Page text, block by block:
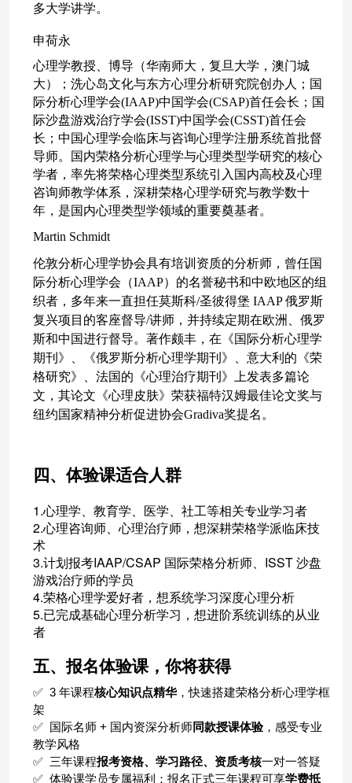
多大学讲学。
申荷永
心理学教授、博导（华南师大，复旦大学，澳门城
大）；洗心岛文化与东方心理分析研究院创办人；国
际分析心理学会(IAAP)中国学会(CSAP)首任会长；国
际沙盘游戏治疗学会(ISST)中国学会(CSST)首任会
长；中国心理学会临床与咨询心理学注册系统首批督
导师。国内荣格分析心理学与心理类型学研究的核心
学者，率先将荣格心理类型系统引入国内高校及心理
咨询师教学体系，深耕荣格心理学研究与教学数十
年，是国内心理类型学领域的重要奠基者。
Martin Schmidt
伦敦分析心理学协会具有培训资质的分析师，曾任国
际分析心理学会（IAAP）的名誉秘书和中欧地区的组
织者，多年来一直担任莫斯科/圣彼得堡 IAAP 俄罗斯
复兴项目的客座督导/讲师，并持续定期在欧洲、俄罗
斯和中国进行督导。著作颇丰，在《国际分析心理学
期刊》、《俄罗斯分析心理学期刊》、意大利的《荣
格研究》、法国的《心理治疗期刊》上发表多篇论
文，其论文《心理皮肤》荣获福特汉姆最佳论文奖与
纽约国家精神分析促进协会Gradiva奖提名。
四、体验课适合人群
1.心理学、教育学、医学、社工等相关专业学习者
2.心理咨询师、心理治疗师，想深耕荣格学派临床技
术
3.计划报考IAAP/CSAP 国际荣格分析师、ISST 沙盘
游戏治疗师的学员
4.荣格心理学爱好者，想系统学习深度心理分析
5.已完成基础心理分析学习，想进阶系统训练的从业
者
五、报名体验课，你将获得
✅ 3 年课程核心知识点精华，快速搭建荣格分析心理学框
架
✅ 国际名师 + 国内资深分析师同款授课体验，感受专业
教学风格
✅ 三年课程报考资格、学习路径、资质考核一对一答疑
✅ 体验课学员专属福利：报名正式三年课程可享学费抵